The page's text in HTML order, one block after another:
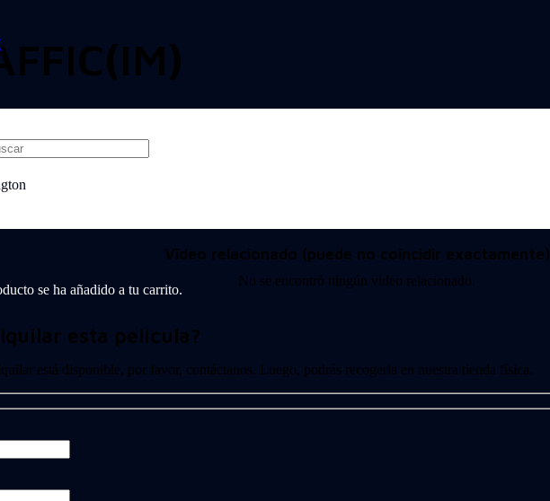
se ha añadido a tu carrito.
Video relacionado (puede no coincidir exactamente)
No se encontró ningún video relacionado.
esta película?
está disponible, por favor, contáctanos. Luego, podrás recogerla en nuestra tienda física.